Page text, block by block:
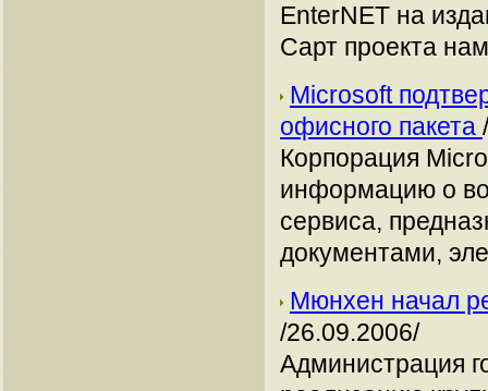
EnterNET на
Сарт проекта
Microsoft
офисного пакета
Корпорация
информацию о
сервиса,
документами,
Мюнхен начал
/26.09.2006/
Администрация